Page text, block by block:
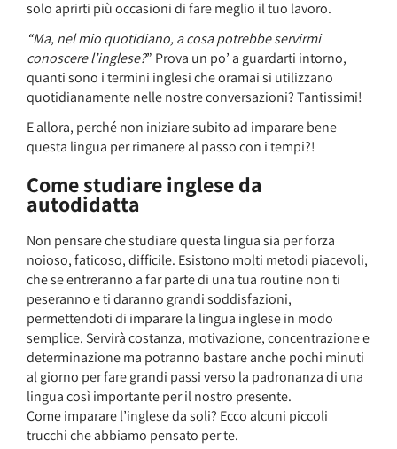
solo aprirti più occasioni di fare meglio il tuo lavoro.
“Ma, nel mio quotidiano, a cosa potrebbe servirmi
conoscere l’inglese?” Prova un po’ a guardarti intorno,
quanti sono i termini inglesi che oramai si utilizzano
quotidianamente nelle nostre conversazioni? Tantissimi!
E allora, perché non iniziare subito ad imparare bene
questa lingua per rimanere al passo con i tempi?!
Come studiare inglese da
autodidatta
Non pensare che studiare questa lingua sia per forza
noioso, faticoso, difficile. Esistono molti metodi piacevoli,
che se entreranno a far parte di una tua routine non ti
peseranno e ti daranno grandi soddisfazioni,
permettendoti di imparare la lingua inglese in modo
semplice. Servirà costanza, motivazione, concentrazione e
determinazione ma potranno bastare anche pochi minuti
al giorno per fare grandi passi verso la padronanza di una
lingua così importante per il nostro presente.
Come imparare l’inglese da soli? Ecco alcuni piccoli
trucchi che abbiamo pensato per te.